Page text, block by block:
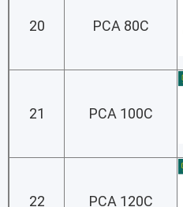
20 PCA 80C
21 PCA 100C
22 PCA 120C